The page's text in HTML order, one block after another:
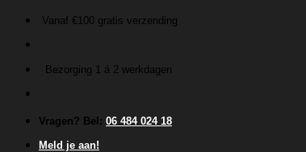
inhoud
Vanaf €100 gratis verzending
Bezorging 1 á 2 werkdagen
Vragen? Bel: 06 484 024 18
Meld je aan!